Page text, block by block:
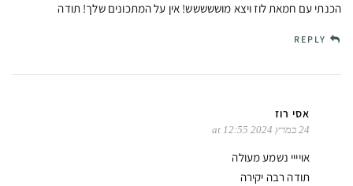
הכנתי עם חמאת לוז ויצא מוששששש! אין על המתכונים שלך! תודה
REPLY
אסי רוז
24 במרץ 2024 at 12:55
אויייי נשמע מעולה
תודה רבה יקירה